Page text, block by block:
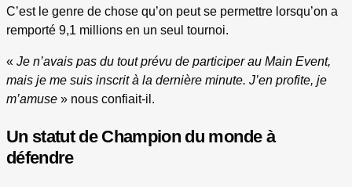
C’est le genre de chose qu’on peut se permettre lorsqu’on a
remporté 9,1 millions en un seul tournoi.
« Je n’avais pas du tout prévu de participer au Main Event,
mais je me suis inscrit à la dernière minute. J’en profite, je
m’amuse » nous confiait-il.
Un statut de Champion du monde à
défendre